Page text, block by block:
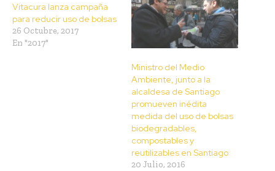
Vitacura lanza campaña
para reducir uso de bolsas
26 Octubre, 2017
En "2017"
Ministro del Medio
Ambiente, junto a la
alcaldesa de Santiago
promueven inédita
medida del uso de bolsas
biodegradables,
compostables y
reutilizables en Santiago
20 Julio, 2016